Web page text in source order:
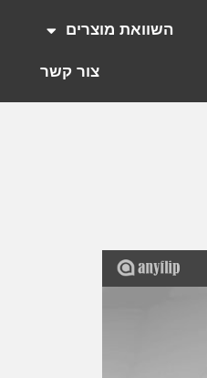
השוואת מוצרים
צור קשר